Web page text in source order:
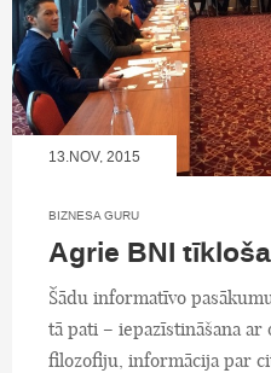
13.NOV, 2015
BIZNESA GURU
Agrie BNI
Šādu informatīvo
tā pati – iepazīstināšana ar
filozofiju, informācija par